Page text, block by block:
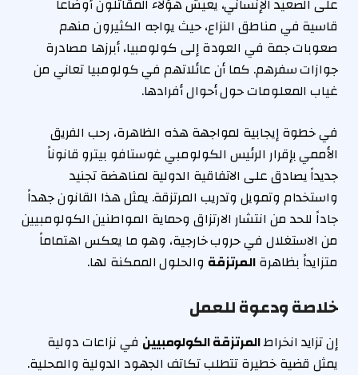
على الصعيد الإنساني، يعيش هؤلاء المقاتلون أوضاعاً
قاسية في مناطق النزاع، حيث يواجه الكثيرون منهم
صعوبات جمة في العودة إلى كولومبيا، أبرزها مصادرة
جوازات سفرهم. كما أن عائلاتهم في كولومبيا تعاني من
غياب المعلومات حول أحوال أفرادها.
في خطوة إيجابية لمواجهة هذه الظاهرة، رحب الفريق
الأممي بإقرار الرئيس الكولومبي غوستافو بيترو قانوناً
جديداً يصادق على الاتفاقية الدولية لمناهضة تجنيد
واستخدام وتمويل وتدريب المرتزقة. يمثل هذا القانون جهداً
جاداً للحد من انتشار الارتزاق وحماية المواطنين الكولومبيين
من الاستغلال في حروب خارجية، وهو ما يعكس اهتماماً
متزايداً بظاهرةالمرتزقة والحلول الممكنة لها.
خلاصة ودعوة للعمل
إن تزايد انخراطالمرتزقة الكولومبيين في نزاعات دولية
يمثل قضية خطيرة تتطلب تكاتف الجهود الدولية والمحلية.